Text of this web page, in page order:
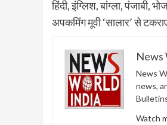
हिंदी, इंग्लिश, बांग्ला, पंजाबी,
अपकमिंग मूवी ‘सालार’ से
News
News
news,
Watch